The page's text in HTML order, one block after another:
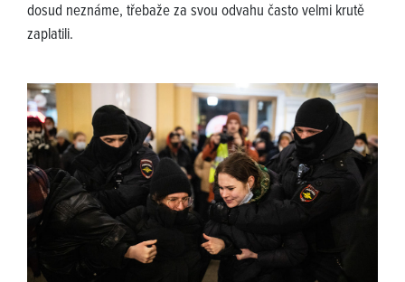
dosud neznáme, třebaže za svou odvahu často velmi krutě
zaplatili.